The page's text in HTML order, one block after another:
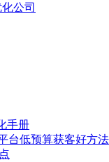
公司
手册
台低预算获客好方法